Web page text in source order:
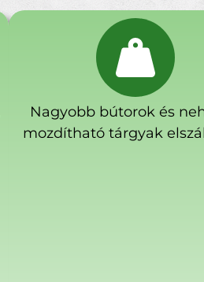
Nagyobb bútorok és
mozdítható tárgyak